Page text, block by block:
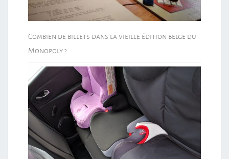
Combien de billets dans la vieille édition belge du
Monopoly ?